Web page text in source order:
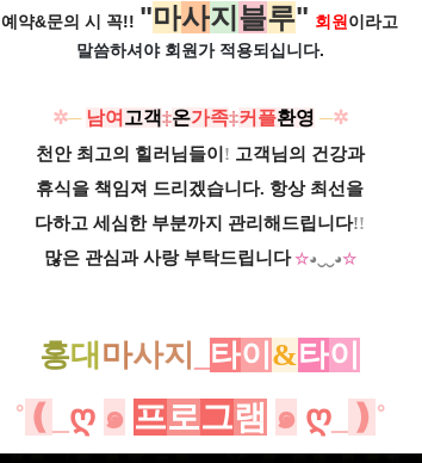
예약&문의 시 꼭!! "마사지 블루" 회원 이라고
말씀하셔야 회원가 적용되십니다.
✲─ 남여 고객‡온가족‡커플환영 ─✲
천안 최고의 힐러님들이 ! 고객님의 건강과
휴식을 책임져 드리겠습니다. 항상 최선을
다하고 세심한 부분까지 관리해드립니다!!
많은 관심과 사랑 부탁드립니다 ☆◕‿‿◕☆
홍대 마사지 타이 &타이
˚ ❪ ღ ๑ 프로그램 ๑ ღ_ ❫ ˚